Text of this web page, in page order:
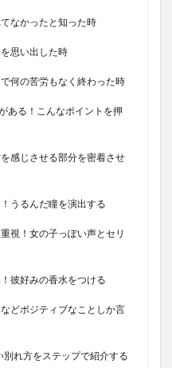
なかったと知った時
思い出した時
何の苦労もなく終わった時
ある！こんなポイントを押
感じさせる部分を密着させ
うるんだ瞳を演出する
視！女の子っぽい声とセリ
彼好みの香水をつける
どポジティブなことしか言
れ方をステップで紹介する